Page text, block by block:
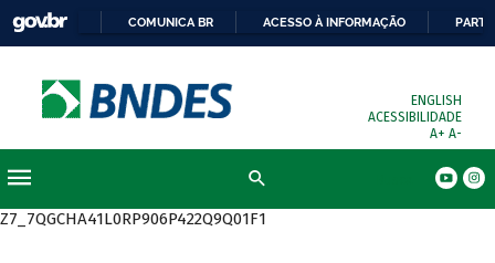
COMUNICA BR ACESSO À INFORMAÇÃO
ENGLISH
ACESSIBILIDADE
A+ A-
Z7_7QGCHA41L0RP906P422Q9Q01F1